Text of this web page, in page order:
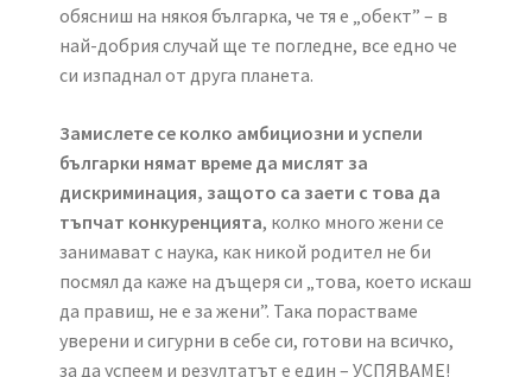
обясниш на някоя българка, че тя е „обект” – в
най-добрия случай ще те погледне, все едно че
си изпаднал от друга планета.
Замислете се колко амбициозни и успели
българки нямат време да мислят за
дискриминация, защото са заети с това да
тъпчат конкуренцията, колко много жени се
занимават с наука, как никой родител не би
посмял да каже на дъщеря си „това, което искаш
да правиш, не е за жени”. Така порастваме
уверени и сигурни в себе си, готови на всичко,
за да успеем и резултатът е един – УСПЯВАМЕ!